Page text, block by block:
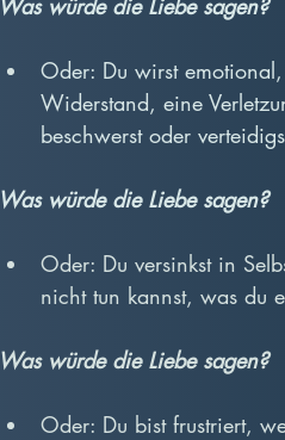
Was würde die Liebe sagen?
Oder: Du wirst
Widerstand, eine
beschwerst oder
Was würde die Liebe sagen?
Oder: Du versinkst in
nicht tun kannst, was du
Was würde die Liebe sagen?
Oder: Du bist frustriert,